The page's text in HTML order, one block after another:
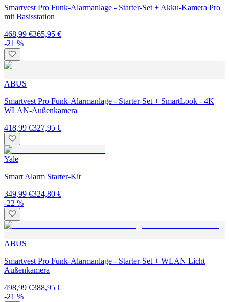
Smartvest Pro Funk-Alarmanlage - Starter-Set + Akku-Kamera Pro
mit Basisstation
468,99 €365,95 €
-21 %
ABUS
Smartvest Pro Funk-Alarmanlage - Starter-Set + SmartLook - 4K
WLAN-Außenkamera
418,99 €327,95 €
Yale
Smart Alarm Starter-Kit
349,99 €324,80 €
-22 %
ABUS
Smartvest Pro Funk-Alarmanlage - Starter-Set + WLAN Licht
Außenkamera
498,99 €388,95 €
-21 %